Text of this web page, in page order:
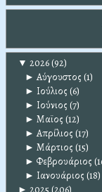
▼ 2026(92)
► Αύγουστος (1)
► Ιούλιος (6)
► Ιούνιος (7)
► Μαϊος (12)
► Απρίλιος (17)
► Μάρτιος (15)
► Φεβρουάριος
► Ιανουάριος (18)